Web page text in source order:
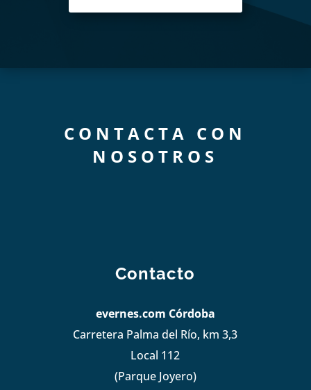
CONTACTA CON
NOSOTROS
Contacto
evernes.com Córdoba
Carretera Palma del Río, km 3,3
Local 112
(Parque Joyero)